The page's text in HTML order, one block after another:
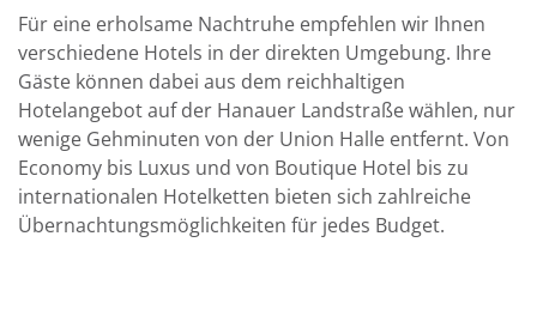
Für eine erholsame Nachtruhe empfehlen wir Ihnen
verschiedene Hotels in der direkten Umgebung. Ihre
Gäste können dabei aus dem reichhaltigen
Hotelangebot auf der Hanauer Landstraße wählen, nur
wenige Gehminuten von der Union Halle entfernt. Von
Economy bis Luxus und von Boutique Hotel bis zu
internationalen Hotelketten bieten sich zahlreiche
Übernachtungsmöglichkeiten für jedes Budget.